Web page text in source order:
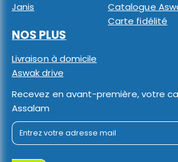
Janis
Catalogue
Carte fidélité
NOS PLUS
Livraison à domicile
Aswak drive
Recevez en avant-première, votre
Assalam